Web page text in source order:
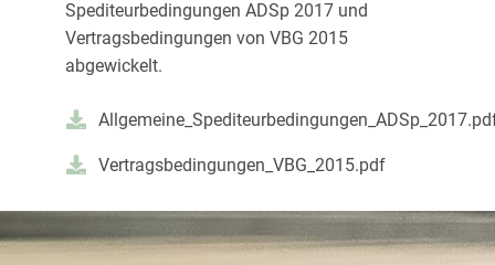
Spediteurbedingungen ADSp 2017 und
Vertragsbedingungen von VBG 2015
abgewickelt.
Vertragsbedingungen_VBG_2015.pdf